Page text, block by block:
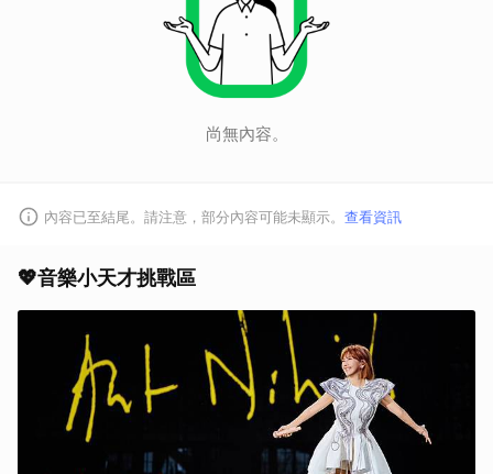
尚無內容。
內容已至結尾。請注意，部分內容可能未顯示。 查看資訊
💖音樂小天才挑戰區